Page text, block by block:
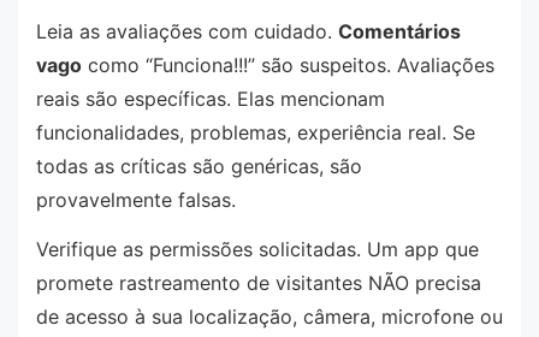
Leia as avaliações com cuidado. Comentários
vago como “Funciona!!!” são suspeitos. Avaliações
reais são específicas. Elas mencionam
funcionalidades, problemas, experiência real. Se
todas as críticas são genéricas, são
provavelmente falsas.
Verifique as permissões solicitadas. Um app que
promete rastreamento de visitantes NÃO precisa
de acesso à sua localização, câmera, microfone ou